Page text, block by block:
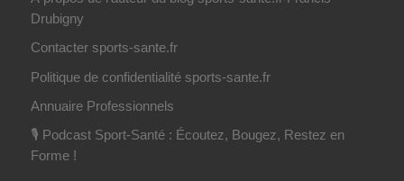
Drubigny
Contacter sports-sante.fr
Politique de confidentialité sports-sante.fr
Annuaire Professionnels
🎙️ Podcast Sport-Santé : Écoutez, Bougez, Restez en
Forme !